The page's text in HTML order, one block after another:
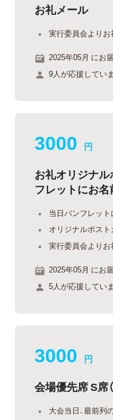
お礼メール
実行委員会よりお
2025年05月 にお
9人が応援していま
3000 円
お礼オリジナ
フレットにお名
当日パンフレット
オリジナルポスト
実行委員会よりお
2025年05月 にお
5人が応援していま
3000 円
会場優先席 S席
大会当日、最前列